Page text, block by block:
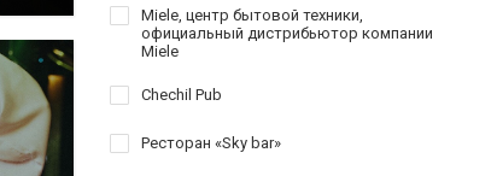
Miele, центр бытовой техники,
официальный дистрибьютор компании
Miele
Chechil Pub
Ресторан «Sky bar»